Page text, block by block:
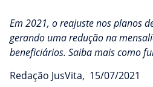
Em 2021, o reajuste nos planos
gerando uma redução na
beneficiários. Saiba mais como
Redação JusVita, 15/07/2021